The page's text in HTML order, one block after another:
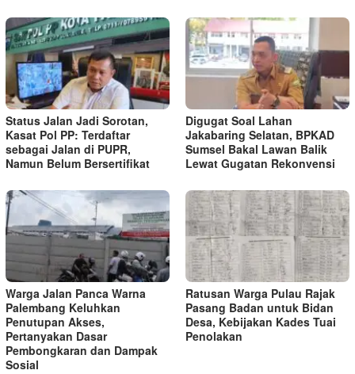
Status Jalan Jadi Sorotan,
Kasat Pol PP: Terdaftar
sebagai Jalan di PUPR,
Namun Belum Bersertifikat
Digugat Soal Lahan
Jakabaring Selatan, BPKAD
Sumsel Bakal Lawan Balik
Lewat Gugatan Rekonvensi
Warga Jalan Panca Warna
Palembang Keluhkan
Penutupan Akses,
Pertanyakan Dasar
Pembongkaran dan Dampak
Sosial
Ratusan Warga Pulau Rajak
Pasang Badan untuk Bidan
Desa, Kebijakan Kades Tuai
Penolakan